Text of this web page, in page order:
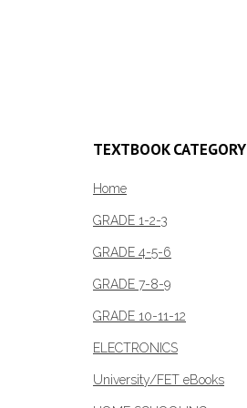
options
page
TEXTBOOK CATEGORY
Home
GRADE 1-2-3
GRADE 4-5-6
GRADE 7-8-9
GRADE 10-11-12
ELECTRONICS
University/FET eBooks